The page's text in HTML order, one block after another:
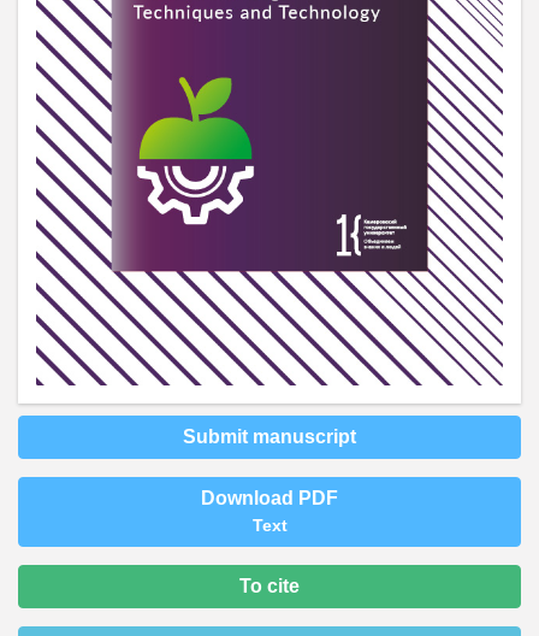
Submit manuscript
Download PDF
Text
To cite